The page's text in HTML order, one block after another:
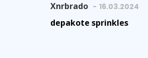
Xnrbrado 16.03.2024
depakote sprinkles